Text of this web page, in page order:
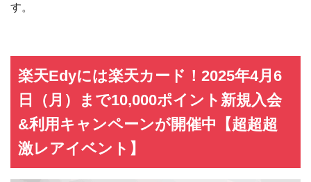
す。
楽天Edyには楽天カード！2025年4月6
日（月）まで10,000ポイント新規入会
&利用キャンペーンが開催中【超超超
激レアイベント】